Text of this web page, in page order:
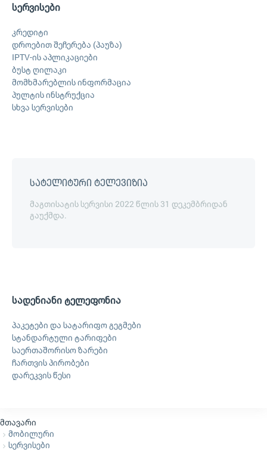
სერვისები
კრედიტი
დროებით შეჩერება (პაუზა)
IPTV-ის აპლიკაციები
ბუსტ ღილაკი
მომხმარებლის ინფორმაცია
პულტის ინსტრუქცია
სხვა სერვისები
სატელიტური ტელევიზია
მაგთისატის სერვისი 2022 წლის 31 დეკემბრიდან
გაუქმდა.
სადენიანი ტელეფონია
პაკეტები და სატარიფო გეგმები
სტანდარტული ტარიფები
საერთაშორისო ზარები
ჩართვის პირობები
დარეკვის წესი
მთავარი
მობილური
სერვისები